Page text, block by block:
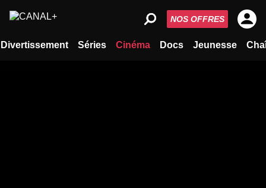
Divertissement Séries Cinéma Docs Jeunesse
NOS OFFRES